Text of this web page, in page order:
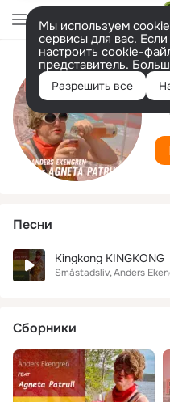
Мы используем
сервисы для вас.
настроить cookie-
представитель.
Разрешить все
Песни
Kingkong KINGKONG
Småstadsliv Anders
Сборники